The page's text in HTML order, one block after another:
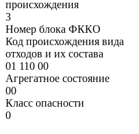
происхождения
3
Номер блока ФККО
Код происхождения вида
отходов и их состава
01 110 00
Агрегатное состояние
00
Класс опасности
0